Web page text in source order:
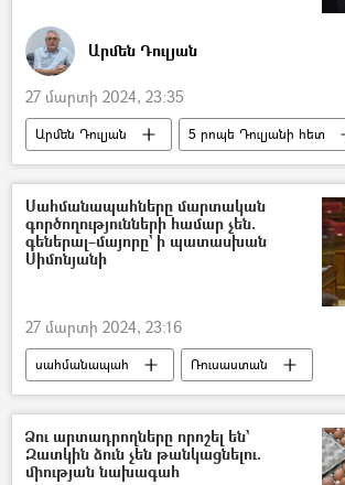
Արմեն Դուլյան
27 մարտի 2024, 23:35
Արմեն Դուլյան
5 րոպե Դուլյանի հետ
Պատերազմ
հայ-ադրբեջանական
Հայաստան
Ադրբեջան
Սահմանապահները մարտական
գործողությունների համար չեն.
գեներալ–մայորը` ի պատասխան
Սիմոնյանի
27 մարտի 2024, 23:16
սահմանապահ
Ռուսաստան
Հայաստան-Ռուսաստան համագործակցություն
Ալեն Սիմոնյան
«Զվարթնոց» օդանավակայան
Թուրքիա
Ձու արտադրողները որոշել են`
Զատկին ձուն չեն թանկացնելու.
միության նախագահ